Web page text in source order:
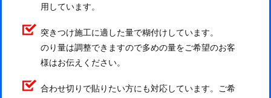
用しています。
突きつけ施工に適した量で糊付けしています。
のり量は調整できますので多めの量をご希望のお客
様はお伝えください。
合わせ切りで貼りたい方にも対応しています。ご希